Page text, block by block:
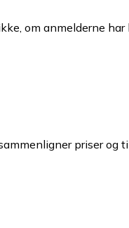
om anmelderne
priser og